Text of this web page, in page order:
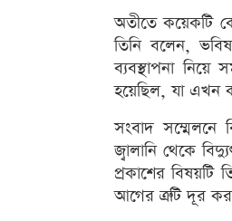
অতীতে কয়েকটি
তিনি বলেন,
ব্যবস্থাপনা
হয়েছিল, যা এখন
সংবাদ সম্মেলনে
জ্বালানি থেকে
প্রকাশের বিষয়টি
আগের ত্রুটি দূর